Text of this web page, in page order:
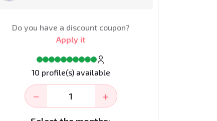
Do you have a discount coupon?
Apply it
10 profile(s) available
− +